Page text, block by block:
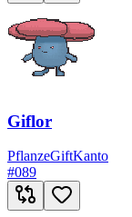
Giflor
PflanzeGiftKanto
#089